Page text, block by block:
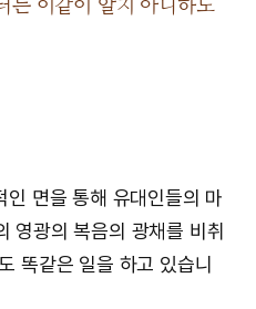
는 이같이 알지 아니하노
면을 통해 유대인들의 마
영광의 복음의 광채를 비취
똑같은 일을 하고 있습니